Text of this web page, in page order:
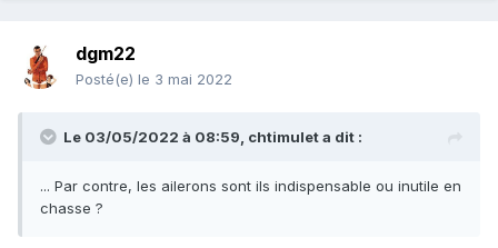
dgm22
Posté(e) le 3 mai 2022
Le 03/05/2022 à 08:59, chtimuleta dit :
... Par contre, les ailerons sont ils indispensable ou inutile en
chasse ?